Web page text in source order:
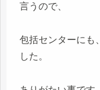
言うので、
包括センターにも
した。